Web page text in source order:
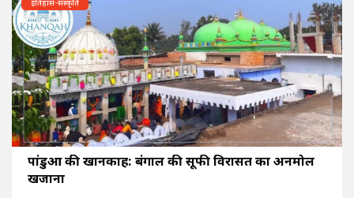
इतिहास-संस्कृति
पांडुआ की खानकाह: बंगाल की सूफी विरासत का अनमोल
खजाना